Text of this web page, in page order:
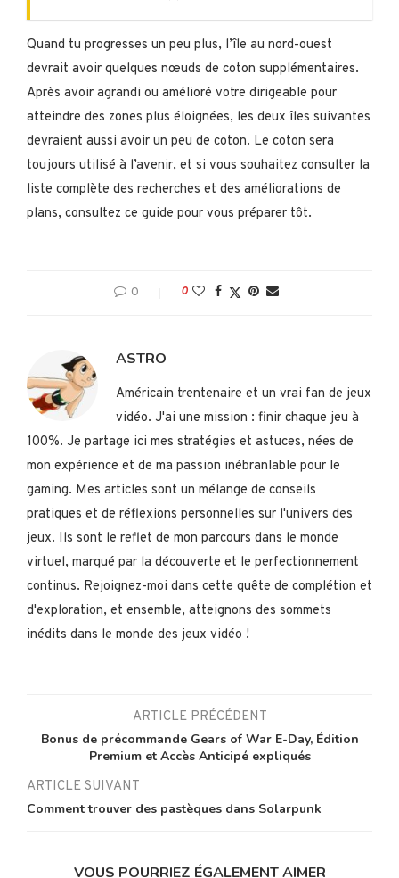
Quand tu progresses un peu plus, l’île au nord-ouest
devrait avoir quelques nœuds de coton supplémentaires.
Après avoir agrandi ou amélioré votre dirigeable pour
atteindre des zones plus éloignées, les deux îles suivantes
devraient aussi avoir un peu de coton. Le coton sera
toujours utilisé à l’avenir, et si vous souhaitez consulter la
liste complète des recherches et des améliorations de
plans, consultez ce guide pour vous préparer tôt.
0 0
ASTRO
Américain trentenaire et un vrai fan de jeux
vidéo. J'ai une mission : finir chaque jeu à
100%. Je partage ici mes stratégies et astuces, nées de
mon expérience et de ma passion inébranlable pour le
gaming. Mes articles sont un mélange de conseils
pratiques et de réflexions personnelles sur l'univers des
jeux. Ils sont le reflet de mon parcours dans le monde
virtuel, marqué par la découverte et le perfectionnement
continus. Rejoignez-moi dans cette quête de complétion et
d'exploration, et ensemble, atteignons des sommets
inédits dans le monde des jeux vidéo !
ARTICLE PRÉCÉDENT
Bonus de précommande Gears of War E-Day, Édition
Premium et Accès Anticipé expliqués
ARTICLE SUIVANT
Comment trouver des pastèques dans Solarpunk
VOUS POURRIEZ ÉGALEMENT AIMER